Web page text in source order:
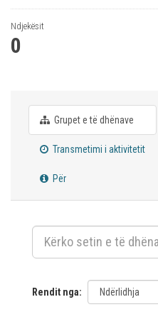
Ndjekësit
0
Grupet e të dhënave
Transmetimi i aktivitetit
Për
Rendit nga